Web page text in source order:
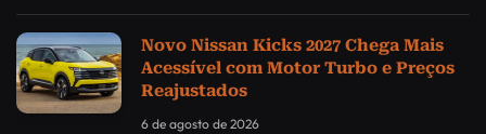
Novo Nissan Kicks 2027 Chega Mais
Acessível com Motor Turbo e Preços
Reajustados
6 de agosto de 2026